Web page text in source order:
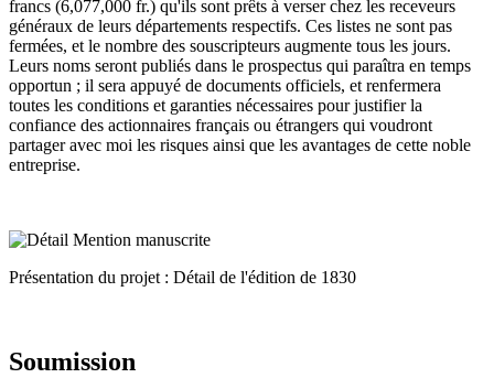
francs (6,077,000 fr.) qu'ils sont prêts à verser chez les receveurs
généraux de leurs départements respectifs. Ces listes ne sont pas
fermées, et le nombre des souscripteurs augmente tous les jours.
Leurs noms seront publiés dans le prospectus qui paraîtra en temps
opportun ; il sera appuyé de documents officiels, et renfermera
toutes les conditions et garanties nécessaires pour justifier la
confiance des actionnaires français ou étrangers qui voudront
partager avec moi les risques ainsi que les avantages de cette noble
entreprise.
Présentation du projet : Détail de l'édition de 1830
Soumission